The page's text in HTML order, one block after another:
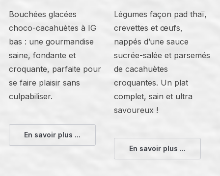
Bouchées glacées
choco-cacahuètes à IG
bas : une gourmandise
saine, fondante et
croquante, parfaite pour
se faire plaisir sans
culpabiliser.
En savoir plus ...
Légumes façon pad thaï,
crevettes et œufs,
nappés d’une sauce
sucrée-salée et parsemés
de cacahuètes
croquantes. Un plat
complet, sain et ultra
savoureux !
En savoir plus ...